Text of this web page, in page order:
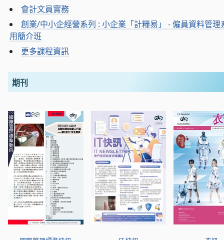
會計文員實務
創業/中小企經營系列 : 小企業「計糧易」 - 僱員資料管理
用簡介班
更多課程資訊
期刊